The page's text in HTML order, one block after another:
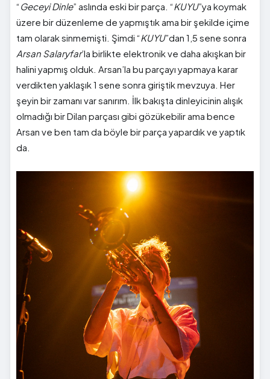
“Geceyi Dinle” aslında eski bir parça. “KUYU”ya koymak
üzere bir düzenleme de yapmıştık ama bir şekilde içime
tam olarak sinmemişti. Şimdi “KUYU”dan 1,5 sene sonra
Arsan Salaryfar’la birlikte elektronik ve daha akışkan bir
halini yapmış olduk. Arsan’la bu parçayı yapmaya karar
verdikten yaklaşık 1 sene sonra giriştik mevzuya. Her
şeyin bir zamanı var sanırım. İlk bakışta dinleyicinin alışık
olmadığı bir Dilan parçası gibi gözükebilir ama bence
Arsan ve ben tam da böyle bir parça yapardık ve yaptık
da.